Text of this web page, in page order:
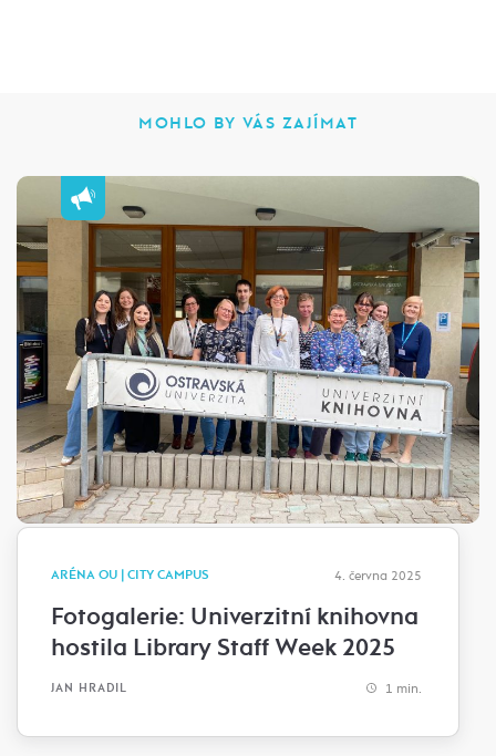
MOHLO BY VÁS ZAJÍMAT
ARÉNA OU | CITY CAMPUS 4. června 2025
Fotogalerie: Univerzitní knihovna
hostila Library Staff Week 2025
JAN HRADIL 1 min.